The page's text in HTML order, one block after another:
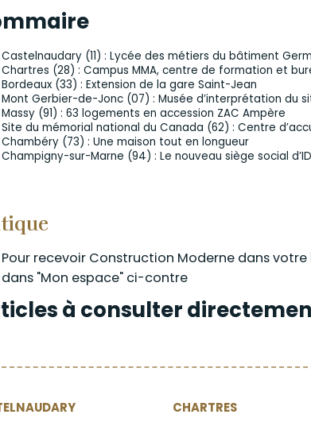
Castelnaudary (11) : Lycée des métiers du bâtiment
Chartres (28) : Campus MMA, centre de formation et
Bordeaux (33) : Extension de la gare Saint-Jean
Mont Gerbier-de-Jonc (07) : Musée d’interprétation du
Massy (91) : 63 logements en accession ZAC Ampère
Site du mémorial national du Canada (62) : Centre
Chambéry (73) : Une maison tout en longueur
Champigny-sur-Marne (94) : Le nouveau siège social
Pour recevoir Construction Moderne dans
dans "Mon espace" ci-contre
à consulter
CHARTRES